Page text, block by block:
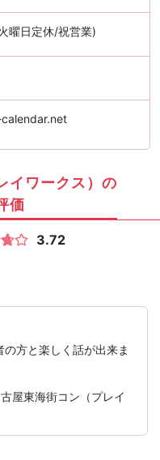
曜日定休/祝営業)
イワークス）の
価
3.72
方と楽しく話が出来ま
屋東海街コン（プレイ